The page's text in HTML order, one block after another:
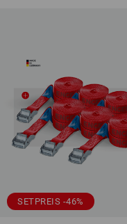
SETPREIS -46%